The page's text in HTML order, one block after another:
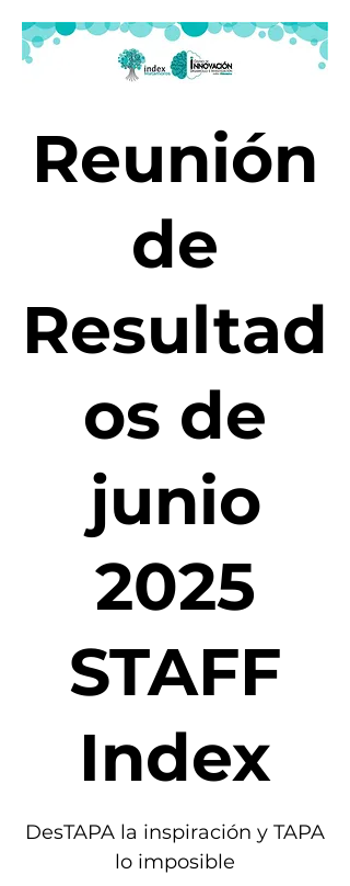
Reunión
de
Resultad
os de
junio
2025
STAFF
Index
DesTAPA la inspiración y TAPA
lo imposible